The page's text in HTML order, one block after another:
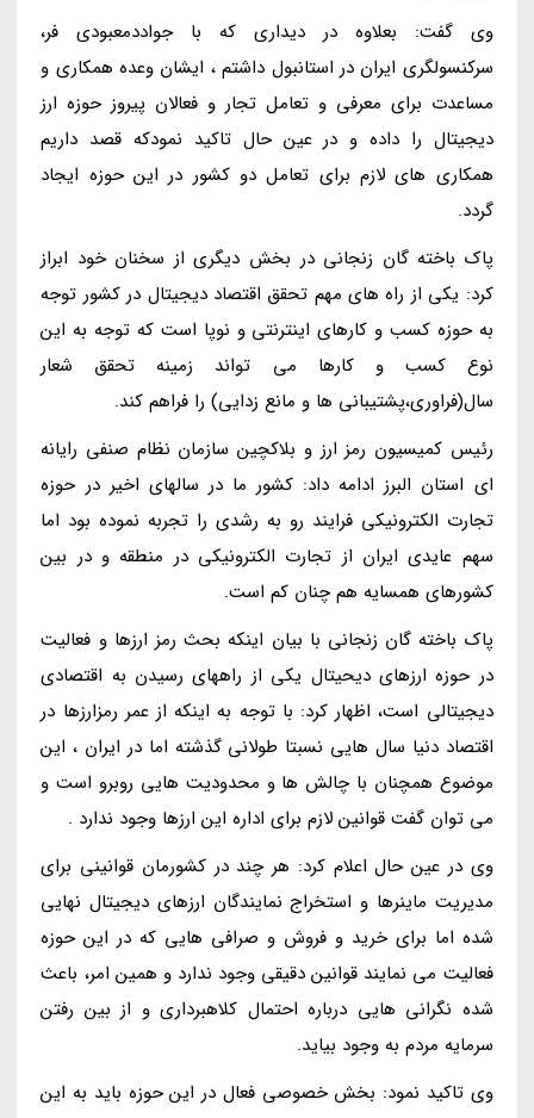
وی گفت: بعلاوه در دیداری که با جواددمعبودی فر،
سرکنسولگری ایران در استانبول داشتم ، ایشان وعده همکاری و
مساعدت برای معرفی و تعامل تجار و فعالان پیروز حوزه ارز
دیجیتال را داده و در عین حال تاکید نمودکه قصد داریم
همکاری های لازم برای تعامل دو کشور در این حوزه ایجاد
گردد.
پاک باخته گان زنجانی در بخش دیگری از سخنان خود ابراز
کرد: یکی از راه های مهم تحقق اقتصاد دیجیتال در کشور توجه
به حوزه کسب و کارهای اینترنتی و نوپا است که توجه به این
نوع کسب و کارها می تواند زمینه تحقق شعار
سال(فراوری،پشتیبانی ها و مانع زدایی) را فراهم کند.
رئیس کمیسیون رمز ارز و بلاکچین سازمان نظام صنفی رایانه
ای استان البرز ادامه داد: کشور ما در سالهای اخیر در حوزه
تجارت الکترونیکی فرایند رو به رشدی را تجربه نموده بود اما
سهم عایدی ایران از تجارت الکترونیکی در منطقه و در بین
کشورهای همسایه هم چنان کم است.
پاک باخته گان زنجانی با بیان اینکه بحث رمز ارزها و فعالیت
در حوزه ارزهای دیحیتال یکی از راههای رسیدن به اقتصادی
دیجیتالی است، اظهار کرد: با توجه به اینکه از عمر رمزارزها در
اقتصاد دنیا سال هایی نسبتا طولانی گذشته اما در ایران ، این
موضوع همچنان با چالش ها و محدودیت هایی روبرو است و
می توان گفت قوانین لازم برای اداره این ارزها وجود ندارد .
وی در عین حال اعلام کرد: هر چند در کشورمان قوانینی برای
مدیریت ماینرها و استخراج نمایندگان ارزهای دیجیتال نهایی
شده اما برای خرید و فروش و صرافی هایی که در این حوزه
فعالیت می نمایند قوانین دقیقی وجود ندارد و همین امر، باعث
شده نگرانی هایی درباره احتمال کلاهبرداری و از بین رفتن
سرمایه مردم به وجود بیاید.
وی تاکید نمود: بخش خصوصی فعال در این حوزه باید به این